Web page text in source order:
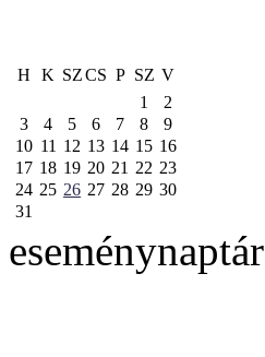
H K SZCS P SZ V
1
2
3
4 5 6 7 8
9
10 11 12 13 14 15 16
17 18 19 20 21 22 23
24 25 26 27 28 29 30
31
eseménynaptár